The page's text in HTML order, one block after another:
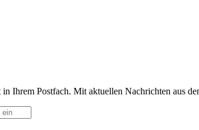
Ihrem Postfach. Mit aktuellen Nachrichten aus